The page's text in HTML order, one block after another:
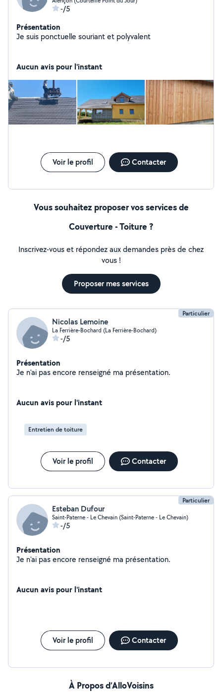
-/5
Présentation
Je suis ponctuelle souriant et polyvalent
Aucun avis pour l'instant
Voir le profil Contacter
Vous souhaitez proposer vos services de
Couverture - Toiture ?
Inscrivez-vous et répondez aux demandes près de chez
vous !
Proposer mes services
Particulier
Nicolas Lemoine
La Ferrière-Bochard (La Ferrière-Bochard)
-/5
Présentation
Je n'ai pas encore renseigné ma présentation.
Aucun avis pour l'instant
Entretien de toiture
Voir le profil Contacter
Particulier
Esteban Dufour
Saint-Paterne - Le Chevain (Saint-Paterne - Le Chevain)
-/5
Présentation
Je n'ai pas encore renseigné ma présentation.
Aucun avis pour l'instant
Voir le profil Contacter
À Propos d’AlloVoisins